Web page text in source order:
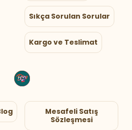
Sıkça Sorulan Sorular
Kargo ve Teslimat
Mesafeli Satış
Sözleşmesi